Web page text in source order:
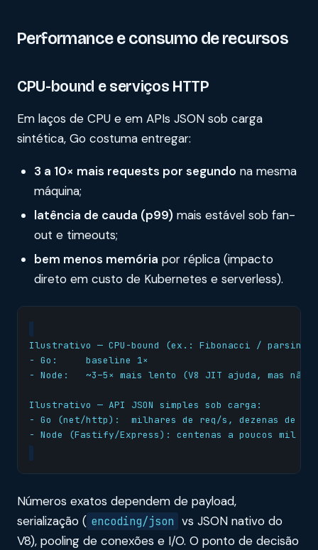
Performance e consumo de recursos
CPU-bound e serviços HTTP
Em laços de CPU e em APIs JSON sob carga
sintética, Go costuma entregar:
3 a 10× mais requests por segundo na mesma
máquina;
latência de cauda (p99) mais estável sob fan-
out e timeouts;
bem menos memória por réplica (impacto
direto em custo de Kubernetes e serverless).
Números exatos dependem de payload,
serialização ( encoding/json vs JSON nativo do
V8), pooling de conexões e I/O. O ponto de decisão